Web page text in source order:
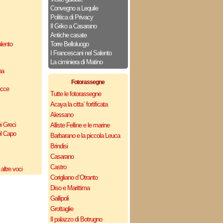
Greci
Capo
altre voci
Convegno a Lequile
Politica di Privacy
Il Griko a Casarano
Antiche casate
Torre Belloluogo
I Francescani nel Salento
La ciminiera di Matino
Fotorassegne
Tutte le fotorassegne
Acaya la citta` fortificata
Alessano
Alliste Felline e le marine
Barbarano e la piccola Leuca
Brindisi
Casarano
Castro
Corigliano d`Otranto
Diso e Marittima
Gallipoli
Grottaglie
Il palazzo di Botrugno